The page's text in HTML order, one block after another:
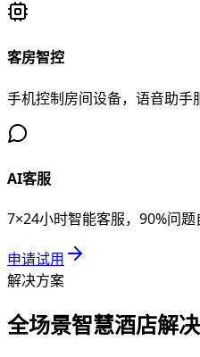
客房智控
手机控制房间设备，语音助手
AI客服
7×24小时智能客服，90%问
申请试用
解决方案
全场景智慧酒店解